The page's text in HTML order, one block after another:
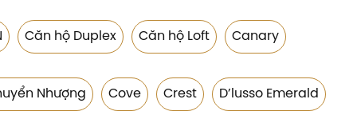
Căn hộ Duplex Căn hộ Loft Canary
Nhượng Cove Crest D’lusso Emerald